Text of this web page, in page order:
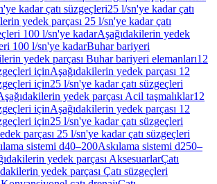
kadar çatı süzgeçleri25 l/sn'ye kadar çatı
yedek parçası 25 l/sn'ye kadar çatı
100 l/sn'ye kadarAşağıdakilerin yedek
100 l/sn'ye kadarBuhar bariyeri
yedek parçası Buhar bariyeri elemanları12
içinAşağıdakilerin yedek parçası 12
için25 l/sn'ye kadar çatı süzgeçleri
yedek parçası Acil taşmalıklar12
içinAşağıdakilerin yedek parçası 12
için25 l/sn'ye kadar çatı süzgeçleri
parçası 25 l/sn'ye kadar çatı süzgeçleri
sistemi d40–200Askılama sistemi d250–
yedek parçası AksesuarlarÇatı
yedek parçası Çatı süzgeçleri